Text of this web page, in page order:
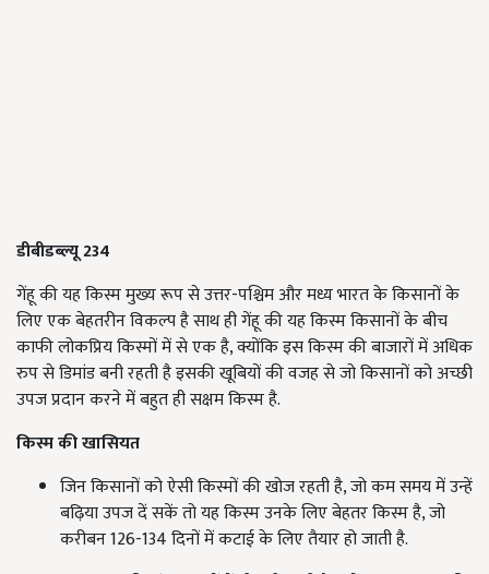
डीबीडब्ल्यू 234
गेंहू की यह किस्म मुख्य रूप से उत्तर-पश्चिम और मध्य भारत के किसानों के
लिए एक बेहतरीन विकल्प है साथ ही गेंहू की यह किस्म किसानों के बीच
काफी लोकप्रिय किस्मों में से एक है, क्योंकि इस किस्म की बाजारों में अधिक
रुप से डिमांड बनी रहती है इसकी खूबियों की वजह से जो किसानों को अच्छी
उपज प्रदान करने में बहुत ही सक्षम किस्म है.
किस्म की खासियत
जिन किसानों को ऐसी किस्मों की खोज रहती है, जो कम समय में उन्हें
बढ़िया उपज दें सकें तो यह किस्म उनके लिए बेहतर किस्म है, जो
करीबन 126-134 दिनों में कटाई के लिए तैयार हो जाती है.